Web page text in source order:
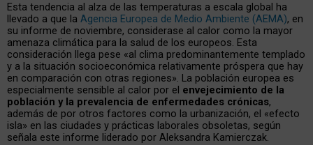
Esta tendencia al alza de las temperaturas a escala global ha
llevado a que la Agencia Europea de Medio Ambiente (AEMA), en
su informe de noviembre, considerase al calor como la mayor
amenaza climática para la salud de los europeos. Esta
consideración llega pese «al clima predominantemente templado
y a la situación socioeconómica relativamente próspera que hay
en comparación con otras regiones». La población europea es
especialmente sensible al calor por el envejecimiento de la
población y la prevalencia de enfermedades crónicas,
además de por otros factores como la urbanización, el «efecto
isla» en las ciudades y prácticas laborales obsoletas, según
señala este informe liderado por Aleksandra Kamierczak.